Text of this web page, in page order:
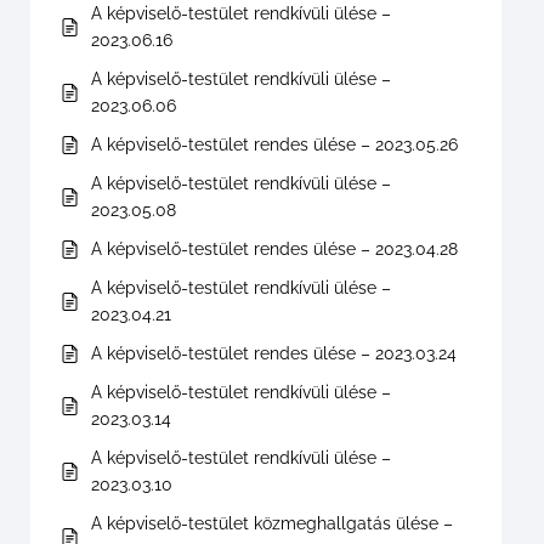
A képviselő-testület rendkívüli ülése –
2023.06.16
A képviselő-testület rendkívüli ülése –
2023.06.06
A képviselő-testület rendes ülése – 2023.05.26
A képviselő-testület rendkívüli ülése –
2023.05.08
A képviselő-testület rendes ülése – 2023.04.28
A képviselő-testület rendkívüli ülése –
2023.04.21
A képviselő-testület rendes ülése – 2023.03.24
A képviselő-testület rendkívüli ülése –
2023.03.14
A képviselő-testület rendkívüli ülése –
2023.03.10
A képviselő-testület közmeghallgatás ülése –